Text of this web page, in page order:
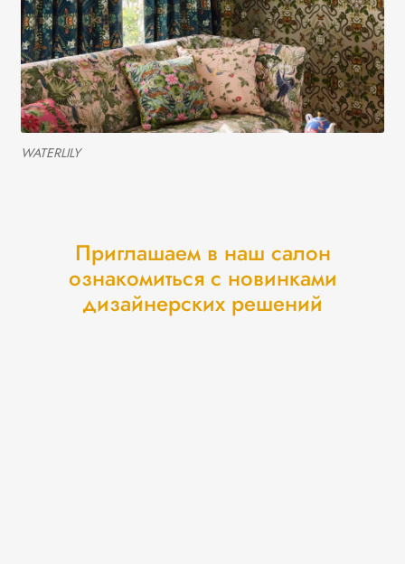
WATERLILY
Приглашаем в наш салон
ознакомиться с новинками
дизайнерских решений